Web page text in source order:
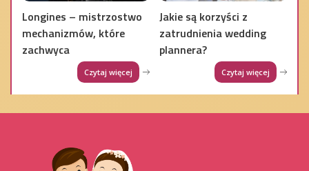
Longines – mistrzostwo
mechanizmów, które
zachwyca
Czytaj więcej
Jakie są korzyści z
zatrudnienia wedding
plannera?
Czytaj więcej